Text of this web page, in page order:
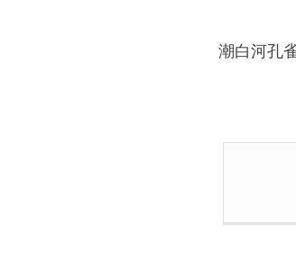
潮白河孔